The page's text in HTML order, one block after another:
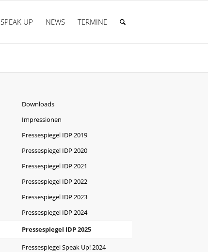
SPEAK UP NEWS TERMINE
Downloads
Impressionen
Pressespiegel IDP 2019
Pressespiegel IDP 2020
Pressespiegel IDP 2021
Pressespiegel IDP 2022
Pressespiegel IDP 2023
Pressespiegel IDP 2024
Pressespiegel IDP 2025
Pressespiegel Speak Up! 2024